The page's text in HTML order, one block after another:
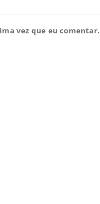
vez que eu comentar.